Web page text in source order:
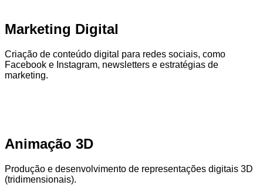
Marketing Digital
Criação de conteúdo digital para redes sociais, como
Facebook e Instagram, newsletters e estratégias de
marketing.
Animação 3D
Produção e desenvolvimento de representações digitais 3D
(tridimensionais).